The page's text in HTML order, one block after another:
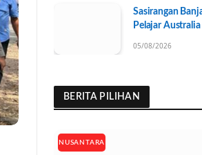
Sasirangan
Pelajar
05/08/2026
BERITA PILIHAN
NUSANTARA